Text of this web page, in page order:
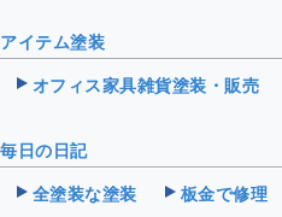
アイテム塗装
オフィス家具雑貨塗装・販売
毎日の日記
全塗装な塗装 板金で修理